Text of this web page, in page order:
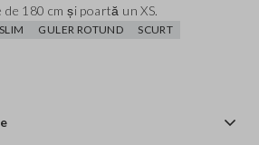
180 cm și poartă un XS.
SLIM GULER ROTUND SCURT